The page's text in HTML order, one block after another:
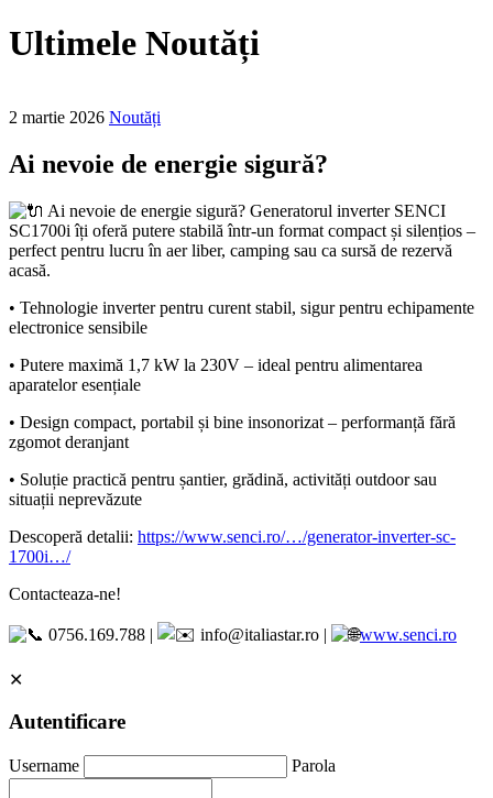
Ultimele Noutăți
2 martie 2026 Noutăți
Ai nevoie de energie sigură?
Ai nevoie de energie sigură? Generatorul inverter SENCI
SC1700i îți oferă putere stabilă într-un format compact și silențios –
perfect pentru lucru în aer liber, camping sau ca sursă de rezervă
acasă.
• Tehnologie inverter pentru curent stabil, sigur pentru echipamente
electronice sensibile
• Putere maximă 1,7 kW la 230V – ideal pentru alimentarea
aparatelor esențiale
• Design compact, portabil și bine insonorizat – performanță fără
zgomot deranjant
• Soluție practică pentru șantier, grădină, activități outdoor sau
situații neprevăzute
Descoperă detalii: https://www.senci.ro/…/generator-inverter-sc-
1700i…/
Contacteaza-ne!
0756.169.788 | info@italiastar.ro | www.senci.ro
✕
Autentificare
Username Parola